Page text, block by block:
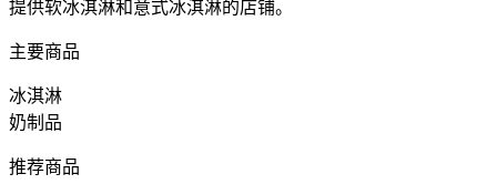
提供软冰淇淋和意式冰淇淋的店铺。
主要商品
冰淇淋
奶制品
推荐商品